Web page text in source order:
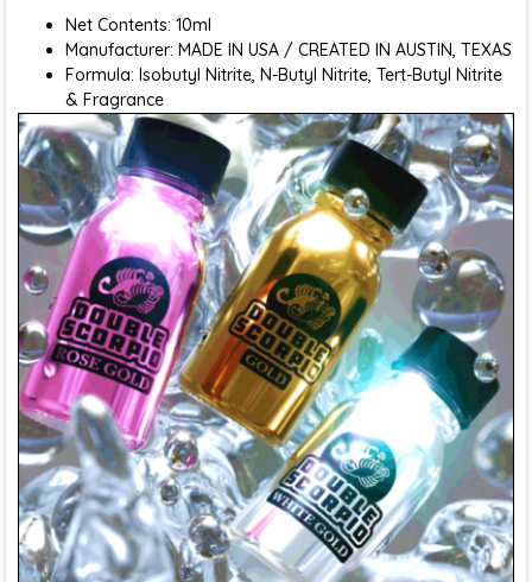
Net Contents: 10ml
Manufacturer: MADE IN USA / CREATED IN AUSTIN, TEXAS
Formula: Isobutyl Nitrite, N-Butyl Nitrite, Tert-Butyl Nitrite
& Fragrance